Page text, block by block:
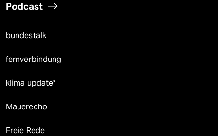
Podcast
bundestalk
fernverbindung
klima update°
Mauerecho
Freie Rede